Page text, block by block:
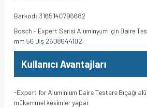
Barkod: 3165140796682
Bosch - Expert Serisi Alüminyum için Daire
mm 56 Diş 2608644102
Kullanıcı Avantajları
-Expert for Aluminium Daire Testere Bıçağı
mükemmel kesimler yapar